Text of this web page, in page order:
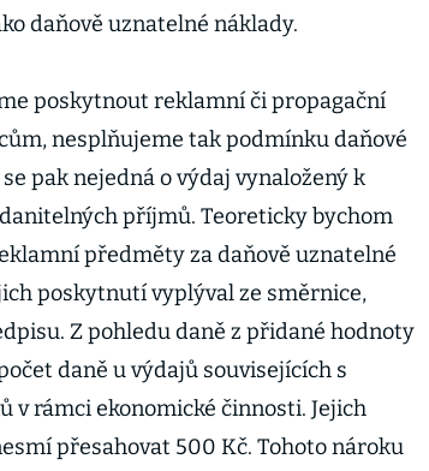
daňově uznatelné náklady.
poskytnout reklamní či propagační
nesplňujeme tak podmínku daňové
pak nejedná o výdaj vynaložený k
příjmů. Teoreticky bychom
předměty za daňově uznatelné
poskytnutí vyplýval ze směrnice,
Z pohledu daně z přidané hodnoty
daně u výdajů souvisejících s
rámci ekonomické činnosti. Jejich
přesahovat 500 Kč. Tohoto nároku